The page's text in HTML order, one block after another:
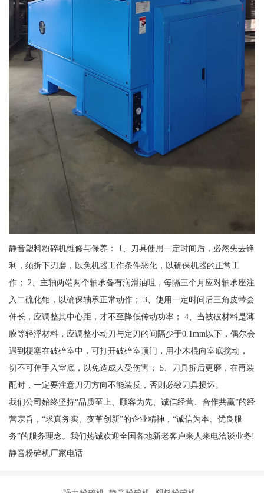
静音塑料粉碎机维修与保养： 1、刀具使用一定时间后，必然失去锋
利，须拆下刃磨，以免机器工作条件恶化，以确保机器的正常工
作； 2、主轴两端两个轴承备有润滑油咀，每隔三个月应对轴承座注
入二硫化钼，以确保轴承正常动作； 3、使用一定时间后三角皮带会
伸长，应调整其中心距，才不至降低传动功率； 4、当被破材料是薄
膜等轻浮材料，应调整小动刀与定刀的间隔少于0.1mm以下，偶尔会
遇到梗塞在破碎室中，可打开破碎室顶门，用小木棍向室底搅动，
切不可伸手入室底，以免造成人受伤害； 5、刀具拆后更磨，在再装
配时，一定要注意刀刃方向不能装反，否则必致刀具损坏。
我们公司始终坚持“品质至上、顾客为先、诚信经营、合作共赢”的经
营宗旨，“求真务实、变革创新”的企业精神，“诚信为本、优良服
务”的服务理念。我们热诚欢迎全国各地新老客户来人来电洽谈业务!
静音粉碎机厂家电话